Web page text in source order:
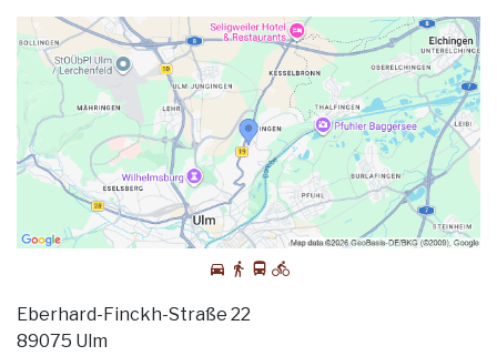
Eberhard-Finckh-Straße 22
89075 Ulm